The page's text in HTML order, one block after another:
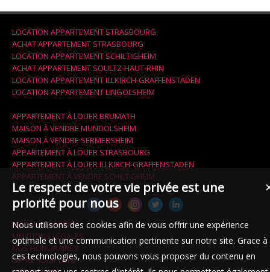
LOCATION APPARTEMENT STRASBOURG
ACHAT APPARTEMENT STRASBOURG
LOCATION APPARTEMENT SCHILTIGHEIM
ACHAT APPARTEMENT SOULTZ-HAUT-RHIN
LOCATION APPARTEMENT ILLKIRCH-GRAFFENSTADEN
LOCATION APPARTEMENT LINGOLSHEIM
APPARTEMENT À LOUER BRUMATH
MAISON À VENDRE MUNDOLSHEIM
MAISON À VENDRE SERMERSHEIM
APPARTEMENT À LOUER STRASBOURG
APPARTEMENT À LOUER ILLKIRCH-GRAFFENSTADEN
APPARTEMENT À VENDRE SCHILTIGHEIM
NOS HONORAIRES
MENTIONS LÉGALES
NOS HONORAIRES
OFFRE COMPLÈTE
Le respect de votre vie privée est une
priorité pour nous
Nous utilisons des cookies afin de vous offrir une expérience
optimale et une communication pertinente sur notre site. Grace à
ces technologies, nous pouvons vous proposer du contenu en